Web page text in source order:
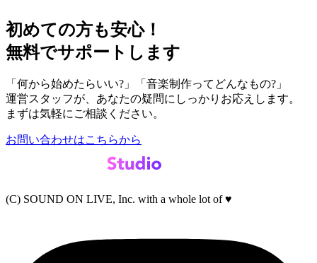
初めての方も安心！
無料でサポートします
「何から始めたらいい?」「音楽制作ってどんなもの?」
運営スタッフが、あなたの疑問にしっかりお応えします。
まずは気軽にご相談ください。
お問い合わせはこちらから
(C) SOUND ON LIVE, Inc. with a whole lot of ♥